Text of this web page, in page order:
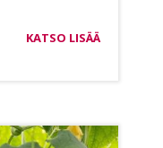
KATSO LISÄÄ